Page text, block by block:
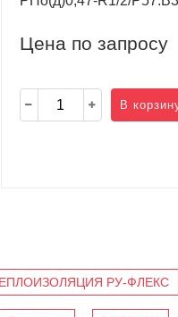
Цена по запросу
В
РУ-ФЛЕКС